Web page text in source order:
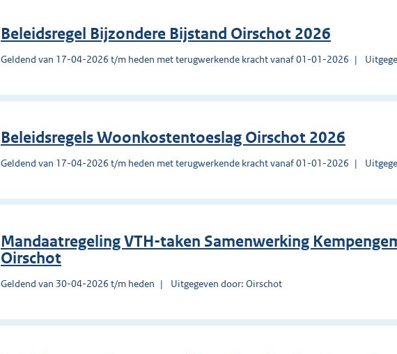
Beleidsregel Bijzondere Bijstand Oirschot 2026
Geldend van 17-04-2026 t/m heden met terugwerkende kracht vanaf 01-01-2026
Beleidsregels Woonkostentoeslag Oirschot 2026
Geldend van 17-04-2026 t/m heden met terugwerkende kracht vanaf 01-01-2026
Mandaatregeling VTH-taken Samenwerking
Oirschot
Geldend van 30-04-2026 t/m heden Uitgegeven door: Oirschot